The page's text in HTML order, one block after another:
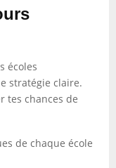
écoles
stratégie claire.
tes chances de
de chaque école